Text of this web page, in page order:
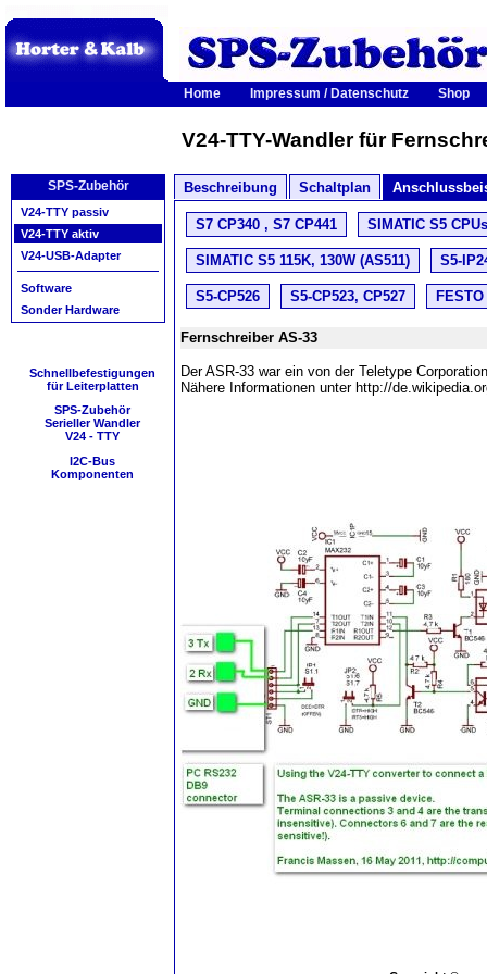
Home Impressum / Datenschutz Shop
V24-TTY-Wandler für
Beschreibung Schaltplan
SPS-Zubehör
V24-TTY passiv
V24-TTY aktiv
V24-USB-Adapter
Software
Sonder Hardware
Schnellbefestigungen
für Leiterplatten
SPS-Zubehör
Serieller Wandler
V24 - TTY
I2C-Bus
Komponenten
S7 CP340 , S7 CP441 SIMATIC S5
SIMATIC S5 115K, 130W (AS511) S5-
S5-CP526 S5-CP523, CP527
Fernschreiber AS-33
Der ASR-33 war ein von der Teletype
Nähere Informationen unter http://